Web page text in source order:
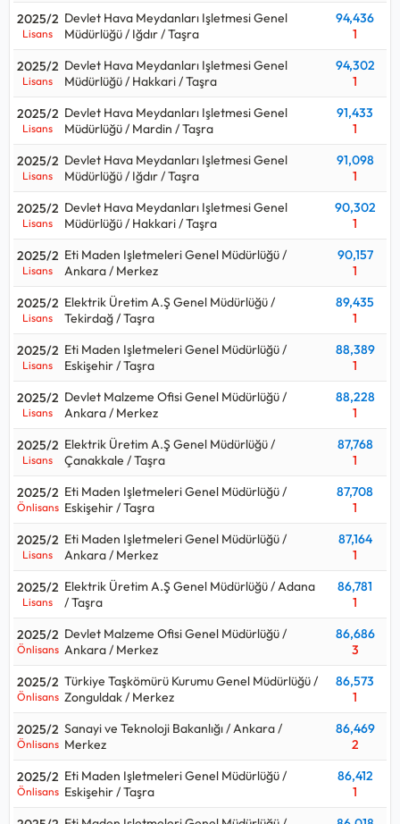
2025/2
Lisans
Devlet Hava Meydanları Işletmesi Genel
Müdürlüğü / Iğdır / Taşra
94,436
1
2025/2
Lisans
Devlet Hava Meydanları Işletmesi Genel
Müdürlüğü / Hakkari / Taşra
94,302
1
2025/2
Lisans
Devlet Hava Meydanları Işletmesi Genel
Müdürlüğü / Mardin / Taşra
91,433
1
2025/2
Lisans
Devlet Hava Meydanları Işletmesi Genel
Müdürlüğü / Iğdır / Taşra
91,098
1
2025/2
Lisans
Devlet Hava Meydanları Işletmesi Genel
Müdürlüğü / Hakkari / Taşra
90,302
1
2025/2
Lisans
Eti Maden Işletmeleri Genel Müdürlüğü /
Ankara / Merkez
90,157
1
2025/2
Lisans
Elektrik Üretim A.Ş Genel Müdürlüğü /
Tekirdağ / Taşra
89,435
1
2025/2
Lisans
Eti Maden Işletmeleri Genel Müdürlüğü /
Eskişehir / Taşra
88,389
1
2025/2
Lisans
Devlet Malzeme Ofisi Genel Müdürlüğü /
Ankara / Merkez
88,228
1
2025/2
Lisans
Elektrik Üretim A.Ş Genel Müdürlüğü /
Çanakkale / Taşra
87,768
1
2025/2
Önlisans
Eti Maden Işletmeleri Genel Müdürlüğü /
Eskişehir / Taşra
87,708
1
2025/2
Lisans
Eti Maden Işletmeleri Genel Müdürlüğü /
Ankara / Merkez
87,164
1
2025/2
Lisans
Elektrik Üretim A.Ş Genel Müdürlüğü / Adana
/ Taşra
86,781
1
2025/2
Önlisans
Devlet Malzeme Ofisi Genel Müdürlüğü /
Ankara / Merkez
86,686
3
2025/2
Önlisans
Türkiye Taşkömürü Kurumu Genel Müdürlüğü /
Zonguldak / Merkez
86,573
1
2025/2
Önlisans
Sanayi ve Teknoloji Bakanlığı / Ankara /
Merkez
86,469
2
2025/2
Önlisans
Eti Maden Işletmeleri Genel Müdürlüğü /
Eskişehir / Taşra
86,412
1